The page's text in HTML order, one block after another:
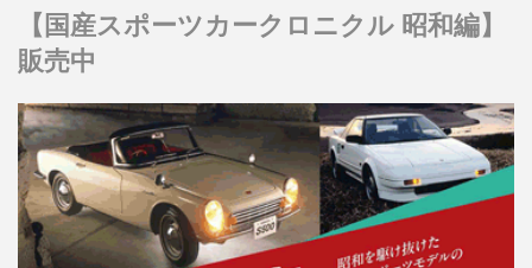
【国産スポーツカークロニクル 昭和編】
販売中